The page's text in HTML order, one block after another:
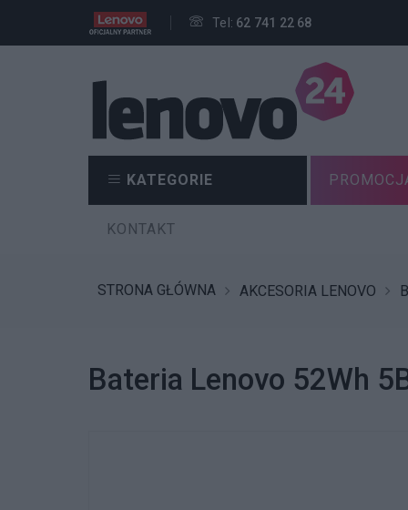
Tel: 62 741 22 68
KATEGORIE
KONTAKT
STRONA GŁÓWNA AKCESORIA LENOVO
Bateria Lenovo 52Wh